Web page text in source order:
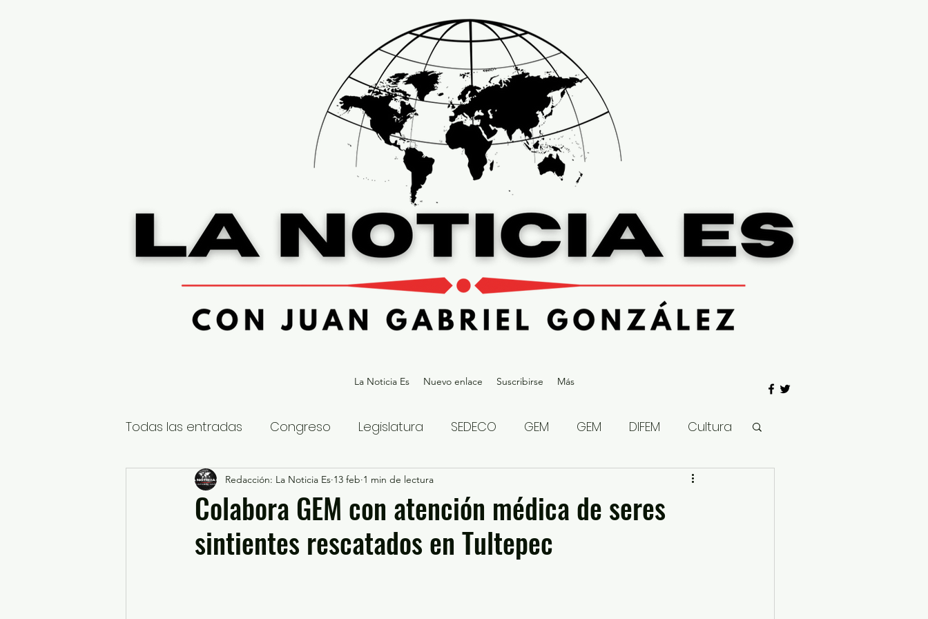
La Noticia Es Nuevo enlace Suscribirse Más
Todas las entradas Congreso Legislatura SEDECO GEM GEM DIFEM Cultura
Nacional Estatal Gubernatura Edoméx 2023
Educación y Cultura Seguridad y Justicia Denuncia Ciudadana
Colabora GEM con atención médica de seres
sintientes rescatados en Tultepec
Redacción: La Noticia Es 13 feb 1 min de lectura